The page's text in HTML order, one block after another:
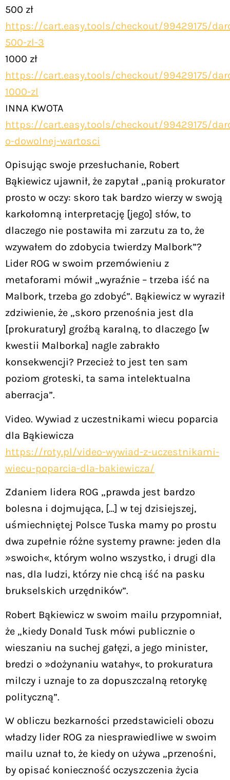
500 zł
https://cart.easy.tools/checkout/99429175/
500-zl-3
1000 zł
https://cart.easy.tools/checkout/99429175/
1000-zl
INNA KWOTA
https://cart.easy.tools/checkout/99429175/
o-dowolnej-wartosci
Opisując swoje przesłuchanie, Robert
Bąkiewicz ujawnił, że zapytał „panią prokurator
prosto w oczy: skoro tak bardzo wierzy w swoją
karkołomną interpretację [jego] słów, to
dlaczego nie postawiła mi zarzutu za to, że
wzywałem do zdobycia twierdzy Malbork”?
Lider ROG w swoim przemówieniu z
metaforami mówił „wyraźnie – trzeba iść na
Malbork, trzeba go zdobyć”. Bąkiewicz w wyraził
zdziwienie, że „skoro przenośnia jest dla
[prokuratury] groźbą karalną, to dlaczego [w
kwestii Malborka] nagle zabrakło
konsekwencji? Przecież to jest ten sam
poziom groteski, ta sama intelektualna
aberracja”.
Video. Wywiad z uczestnikami wiecu poparcia
dla Bąkiewicza
https://roty.pl/video-wywiad-z-uczestnikami-
wiecu-poparcia-dla-bakiewicza/
Zdaniem lidera ROG „prawda jest bardzo
bolesna i dojmująca, […] w tej dzisiejszej,
uśmiechniętej Polsce Tuska mamy po prostu
dwa zupełnie różne systemy prawne: jeden dla
»swoich«, którym wolno wszystko, i drugi dla
nas, dla ludzi, którzy nie chcą iść na pasku
brukselskich urzędników”.
Robert Bąkiewicz w swoim mailu przypomniał,
że „kiedy Donald Tusk mówi publicznie o
wieszaniu na suchej gałęzi, a jego minister,
bredzi o »dożynaniu watahy«, to prokuratura
milczy i uznaje to za dopuszczalną retorykę
polityczną”.
W obliczu bezkarności przedstawicieli obozu
władzy lider ROG za niesprawiedliwe w swoim
mailu uznał to, że kiedy on używa „przenośni,
by opisać konieczność oczyszczenia życia